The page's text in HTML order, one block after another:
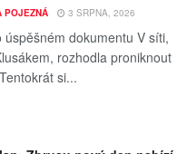
POJEZNÁ 3 SRPNA, 2026
dokumentu V síti,
rozhodla proniknout
si...